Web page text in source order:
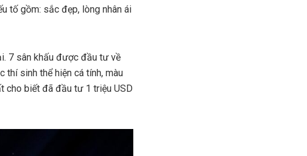
tố gồm: sắc đẹp, lòng nhân ái
7 sân khấu được đầu tư về
thí sinh thể hiện cá tính, màu
cho biết đã đầu tư 1 triệu USD